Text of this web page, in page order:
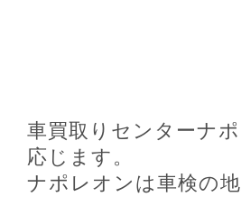
車買取りセンターナ
応じます。
ナポレオンは車検の